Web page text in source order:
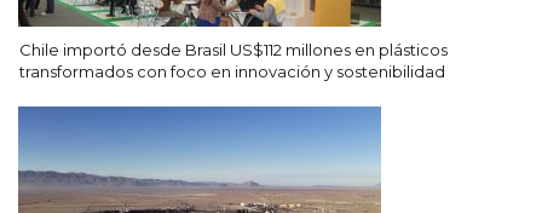
Chile importó desde Brasil US$112 millones en plásticos
transformados con foco en innovación y sostenibilidad